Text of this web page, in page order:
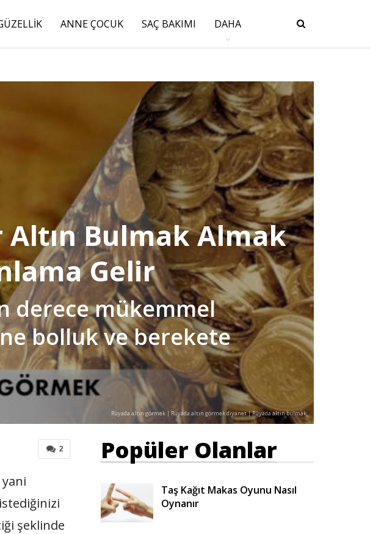
ANNE ÇOCUK SAÇ BAKIMI DAHA
Bulmak Almak
Gelir
derece mükemmel
bolluk ve berekete
Rüyada altın görmek | Rüyada altın görmek diyanet | Rüyada altın bulmak.
2
şeklinde
Popüler Olanlar
Taş Kağıt Makas Oyunu Nasıl
Oynanır